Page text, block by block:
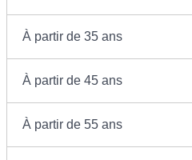
À partir de 35 ans
À partir de 45 ans
À partir de 55 ans